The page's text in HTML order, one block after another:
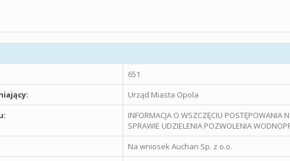
651
Urząd Miasta Opola
INFORMACJA O WSZCZĘCIU POSTĘPOWANIA
SPRAWIE UDZIELENIA POZWOLENIA
Na wniosek Auchan Sp. z o.o.